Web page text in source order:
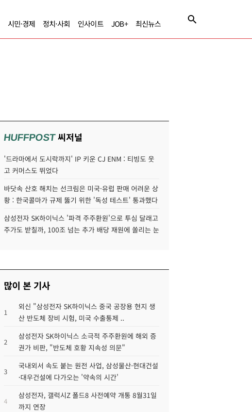
시민·경제 정치·사회 인사이트 JOB+ 최신뉴스
HUFFPOST씨저널
'드라마에서 도시락까지' IP 키운 CJ ENM : 티빙도 웃
고 커머스도 뛰었다
바닷속 산호 해치는 선크림은 미국·유럽 판매 어려운 상
황 : 한국콜마가 규제 뚫기 위한 '독성 테스트' 통과했다
삼성전자 SK하이닉스 '파격 주주환원'으로 투심 달래고
주가도 받칠까, 100조 넘는 추가 배당 재원에 쏠리는 눈
많이 본 기사
1
외신 "삼성전자 SK하이닉스 중국 공장용 현지 생
산 반도체 장비 시험, 미국 수출통제 ..
2
삼성전자 SK하이닉스 소극적 주주환원에 해외 증
권가 비판, "반도체 호황 지속성 의문"
3
국내외서 속도 붙는 원전 사업, 삼성물산·현대건설
·대우건설에 다가오는 '약속의 시간'
4
삼성전자, 갤럭시Z 폴드8 사전예약 개통 8월31일
까지 연장